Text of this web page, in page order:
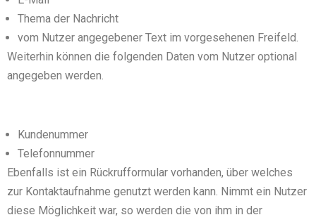
Thema der Nachricht
vom Nutzer angegebener Text im vorgesehenen Freifeld.
Weiterhin können die folgenden Daten vom Nutzer optional
angegeben werden.
Kundenummer
Telefonnummer
Ebenfalls ist ein Rückrufformular vorhanden, über welches
zur Kontaktaufnahme genutzt werden kann. Nimmt ein Nutzer
diese Möglichkeit war, so werden die von ihm in der